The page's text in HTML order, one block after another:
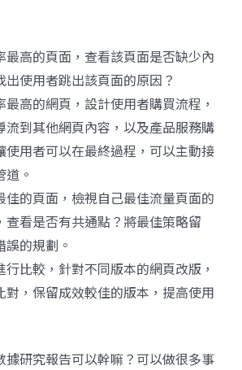
最高的頁面，查看該頁面是否缺少內
出使用者跳出該頁面的原因？
最高的網頁，設計使用者購買流程，
流到其他網頁內容，以及產品服務購
使用者可以在最終過程，可以主動接
。
佳的頁面，檢視自己最佳流量頁面的
查看是否有共通點？將最佳策略留
的規劃。
行比較，針對不同版本的網頁改版，
對，保留成效較佳的版本，提高使用
據研究報告可以幹嘛？可以做很多事